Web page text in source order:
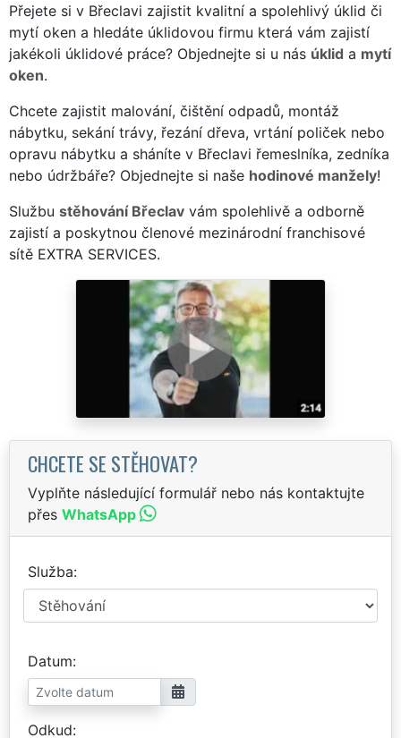
Přejete si v Břeclavi zajistit kvalitní a spolehlivý úklid či
mytí oken a hledáte úklidovou firmu která vám zajistí
jakékoli úklidové práce? Objednejte si u nás úklid a mytí
oken.
Chcete zajistit malování, čištění odpadů, montáž
nábytku, sekání trávy, řezání dřeva, vrtání poliček nebo
opravu nábytku a sháníte v Břeclavi řemeslníka, zedníka
nebo údržbáře? Objednejte si naše hodinové manžely!
Službu stěhování Břeclav vám spolehlivě a odborně
zajistí a poskytnou členové mezinárodní franchisové
sítě EXTRA SERVICES.
CHCETE SE STĚHOVAT?
Vyplňte následující formulář nebo nás kontaktujte
přes WhatsApp
Služba
Datum
Odkud